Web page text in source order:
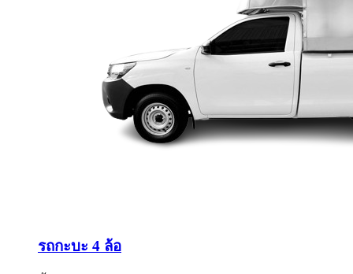
รถกะบะ 4 ล้อ